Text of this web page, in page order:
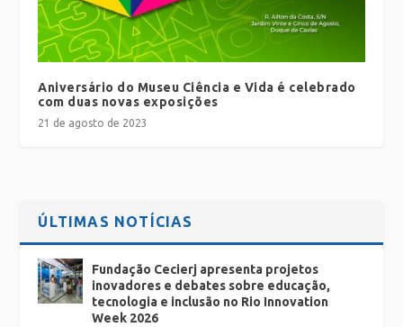
Aniversário do Museu Ciência e Vida é celebrado
com duas novas exposições
21 de agosto de 2023
ÚLTIMAS NOTÍCIAS
Fundação Cecierj apresenta projetos
inovadores e debates sobre educação,
tecnologia e inclusão no Rio Innovation
Week 2026